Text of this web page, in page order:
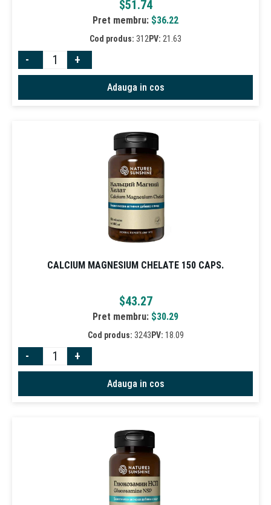
$51.74
Pret membru: $36.22
Cod produs: 312PV: 21.63
- +
Adauga in cos
CALCIUM MAGNESIUM CHELATE 150 CAPS.
$43.27
Pret membru: $30.29
Cod produs: 3243 PV: 18.09
- +
Adauga in cos